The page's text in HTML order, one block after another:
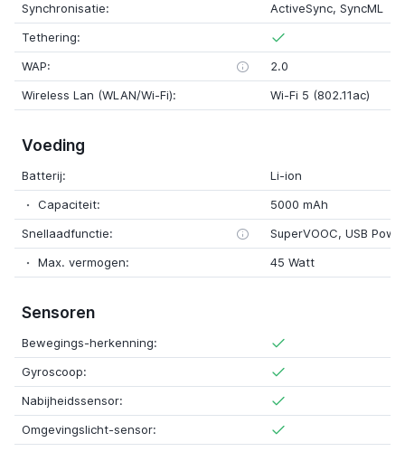
Synchronisatie:
ActiveSync, SyncML
Tethering:
WAP:
2.0
Wireless Lan (WLAN/Wi-Fi):
Wi-Fi 5 (802.11ac)
Voeding
Batterij:
Li-ion
Capaciteit:
5000 mAh
Snellaadfunctie:
SuperVOOC, USB
Max. vermogen:
45 Watt
Sensoren
Bewegings-herkenning:
Gyroscoop:
Nabijheidssensor:
Omgevingslicht-sensor: